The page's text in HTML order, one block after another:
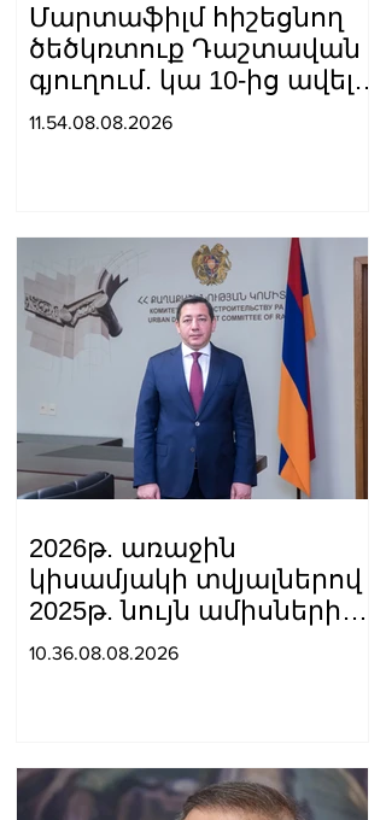
Մարտաֆիլմ հիշեցնող
ծեծկռտուք Դաշտավան
գյուղում. կա 10-ից ավելի
վիրավոր
11.54.08.08.2026
2026թ. առաջին
կիսամյակի տվյալներով
2025թ. նույն ամիսների
համեմատ
10.36.08.08.2026